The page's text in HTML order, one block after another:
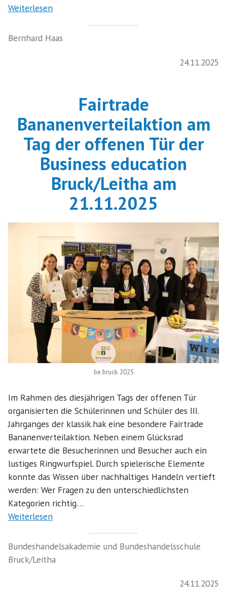
Weiterlesen
Bernhard Haas
24.11.2025
Fairtrade
Bananenverteilaktion am
Tag der offenen Tür der
Business education
Bruck/Leitha am
21.11.2025
be.bruck 2025
Im Rahmen des diesjährigen Tags der offenen Tür
organisierten die Schülerinnen und Schüler des III.
Jahrganges der klassik.hak eine besondere Fairtrade
Bananenverteilaktion. Neben einem Glücksrad
erwartete die Besucherinnen und Besucher auch ein
lustiges Ringwurfspiel. Durch spielerische Elemente
konnte das Wissen über nachhaltiges Handeln vertieft
werden: Wer Fragen zu den unterschiedlichsten
Kategorien richtig…
Weiterlesen
Bundeshandelsakademie und Bundeshandelsschule
Bruck/Leitha
24.11.2025